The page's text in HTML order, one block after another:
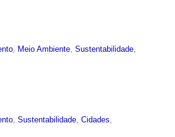
, Meio Ambiente,Sustentabilidade,
,Sustentabilidade,Cidades,